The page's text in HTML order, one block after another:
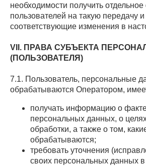
необходимости получить отдельное
пользователей на такую передачу и
соответствующие изменения в
VII. ПРАВА СУБЪЕКТА
(ПОЛЬЗОВАТЕЛЯ)
7.1. Пользователь, персональные
обрабатываются Оператором,
получать информацию о
персональных данных, о
обработки, а также о том,
обрабатываются;
требовать уточнения
своих персональных данных в